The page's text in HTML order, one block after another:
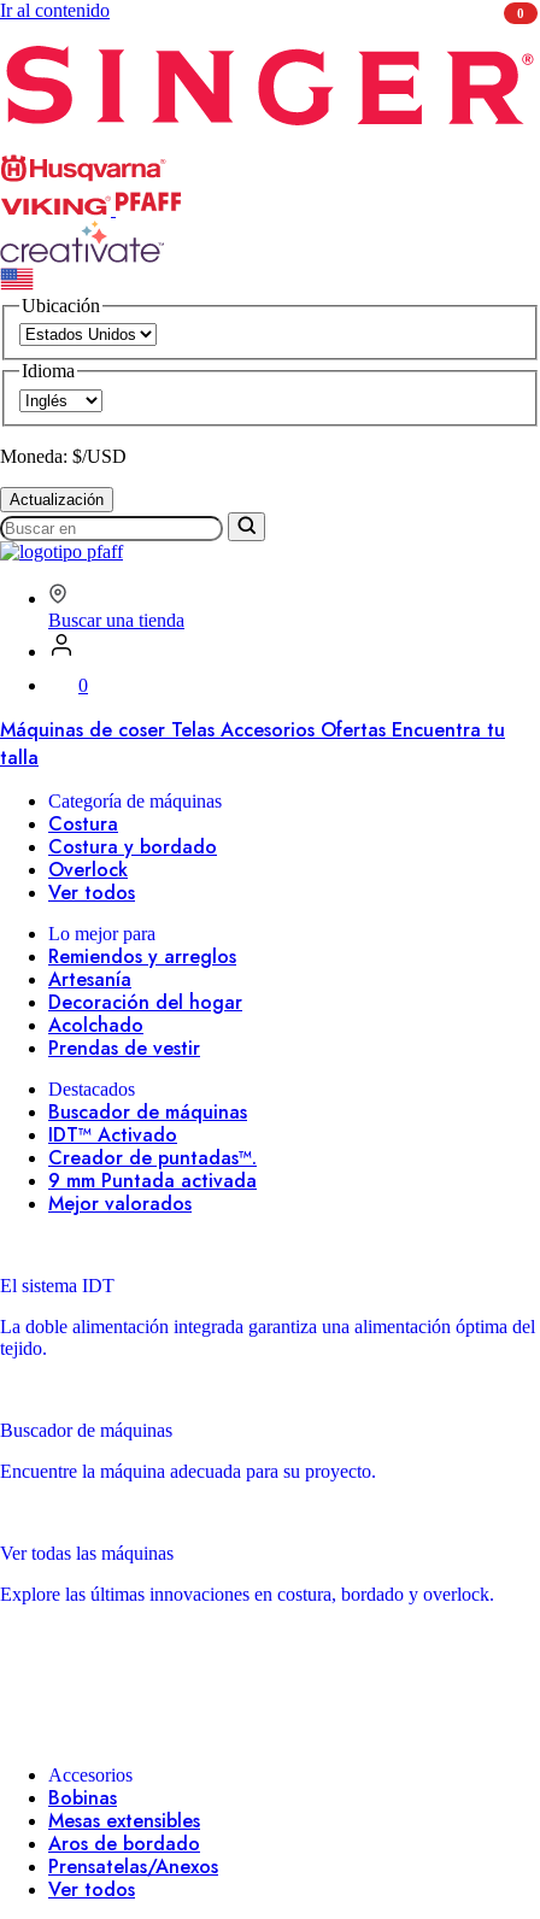
Ir al contenido
Husqvarna
Viking
PFAFF CREATIVATE
Ubicación
Idioma
Moneda: $/USD
Actualización
Buscar
en
SVP
Worldwide
Buscar una tienda
0
Máquinas de coser Telas Accesorios Ofertas Encuentra tu
talla
Categoría de máquinas
Costura
Costura y bordado
Overlock
Ver todos
Lo mejor para
Remiendos y arreglos
Artesanía
Decoración del hogar
Acolchado
Prendas de vestir
Destacados
Buscador de máquinas
IDT™ Activado
Creador de puntadas™.
9 mm Puntada activada
Mejor valorados
El sistema IDT
La doble alimentación integrada garantiza una alimentación óptima del
tejido.
Buscador de máquinas
Encuentre la máquina adecuada para su proyecto.
Ver todas las máquinas
Explore las últimas innovaciones en costura, bordado y overlock.
Accesorios
Bobinas
Mesas extensibles
Aros de bordado
Prensatelas/Anexos
Ver todos
0